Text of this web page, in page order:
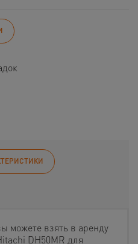
можете взять в аренду
DH50MR для